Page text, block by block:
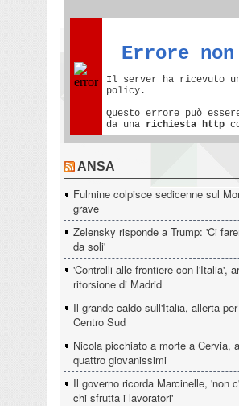
ANSA
Fulmine colpisce sedicenne sul
grave
Zelensky risponde a Trump: 'Ci
da soli'
'Controlli alle frontiere con l'Italia',
ritorsione di Madrid
Il grande caldo sull'Italia, allerta
Centro Sud
Nicola picchiato a morte a Cervia,
quattro giovanissimi
Il governo ricorda Marcinelle, 'non
chi sfrutta i lavoratori'